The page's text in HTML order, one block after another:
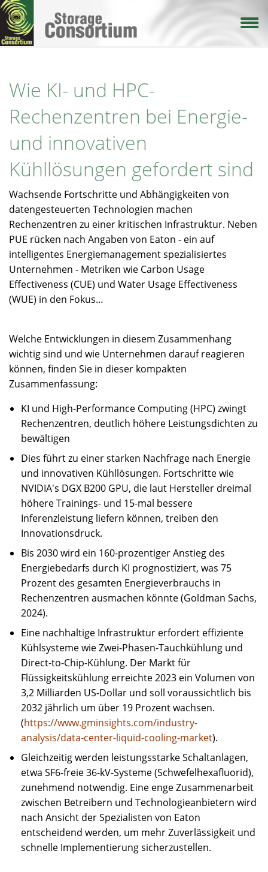
Direkt
zum
Inhalt
Wie KI- und HPC-
Rechenzentren bei Energie-
und innovativen
Kühllösungen gefordert sind
Wachsende Fortschritte und Abhängigkeiten von
datengesteuerten Technologien machen
Rechenzentren zu einer kritischen Infrastruktur. Neben
PUE rücken nach Angaben von Eaton - ein auf
intelligentes Energiemanagement spezialisiertes
Unternehmen - Metriken wie Carbon Usage
Effectiveness (CUE) und Water Usage Effectiveness
(WUE) in den Fokus…
Welche Entwicklungen in diesem Zusammenhang
wichtig sind und wie Unternehmen darauf reagieren
können, finden Sie in dieser kompakten
Zusammenfassung:
KI und High-Performance Computing (HPC) zwingt
Rechenzentren, deutlich höhere Leistungsdichten zu
bewältigen
Dies führt zu einer starken Nachfrage nach Energie
und innovativen Kühllösungen. Fortschritte wie
NVIDIA's DGX B200 GPU, die laut Hersteller dreimal
höhere Trainings- und 15-mal bessere
Inferenzleistung liefern können, treiben den
Innovationsdruck.
Bis 2030 wird ein 160-prozentiger Anstieg des
Energiebedarfs durch KI prognostiziert, was 75
Prozent des gesamten Energieverbrauchs in
Rechenzentren ausmachen könnte (Goldman Sachs,
2024).
Eine nachhaltige Infrastruktur erfordert effiziente
Kühlsysteme wie Zwei-Phasen-Tauchkühlung und
Direct-to-Chip-Kühlung. Der Markt für
Flüssigkeitskühlung erreichte 2023 ein Volumen von
3,2 Milliarden US-Dollar und soll voraussichtlich bis
2032 jährlich um über 19 Prozent wachsen.
(https://www.gminsights.com/industry-
analysis/data-center-liquid-cooling-market).
Gleichzeitig werden leistungsstarke Schaltanlagen,
etwa SF6-freie 36-kV-Systeme (Schwefelhexafluorid),
zunehmend notwendig. Eine enge Zusammenarbeit
zwischen Betreibern und Technologieanbietern wird
nach Ansicht der Spezialisten von Eaton
entscheidend werden, um mehr Zuverlässigkeit und
schnelle Implementierung sicherzustellen.